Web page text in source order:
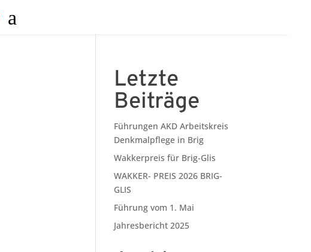
Letzte
Beiträge
Führungen AKD Arbeitskreis
Denkmalpflege in Brig
Wakkerpreis für Brig-Glis
WAKKER- PREIS 2026 BRIG-
GLIS
Führung vom 1. Mai
Jahresbericht 2025